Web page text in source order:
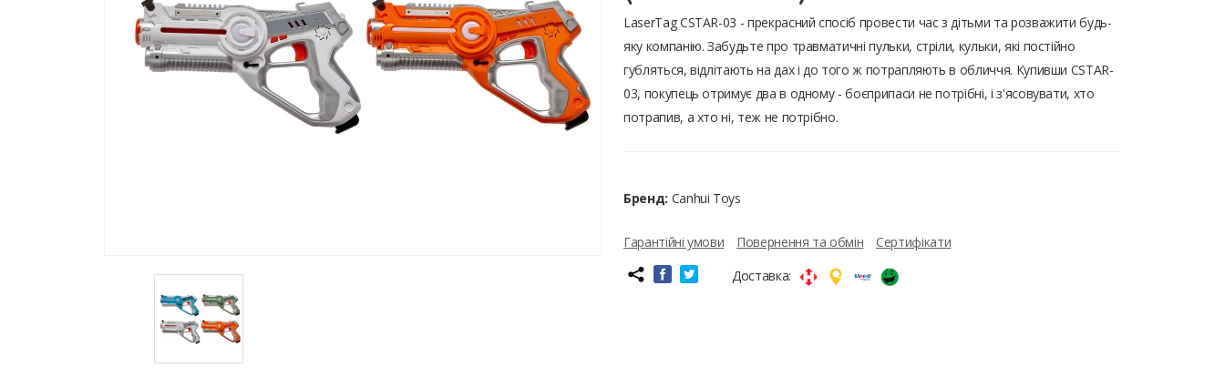
LaserTag CSTAR-03 - прекрасний спосіб провести час з дітьми та розважити будь-
яку компанію. Забудьте про травматичні пульки, стріли, кульки, які постійно
губляться, відлітають на дах і до того ж потрапляють в обличчя. Купивши CSTAR-
03, покупець отримує два в одному - боєприпаси не потрібні, і з'ясовувати, хто
потрапив, а хто ні, теж не потрібно.
Бренд: Canhui Toys
Гарантійні умови Повернення та обмін
Сертифікати
Доставка: